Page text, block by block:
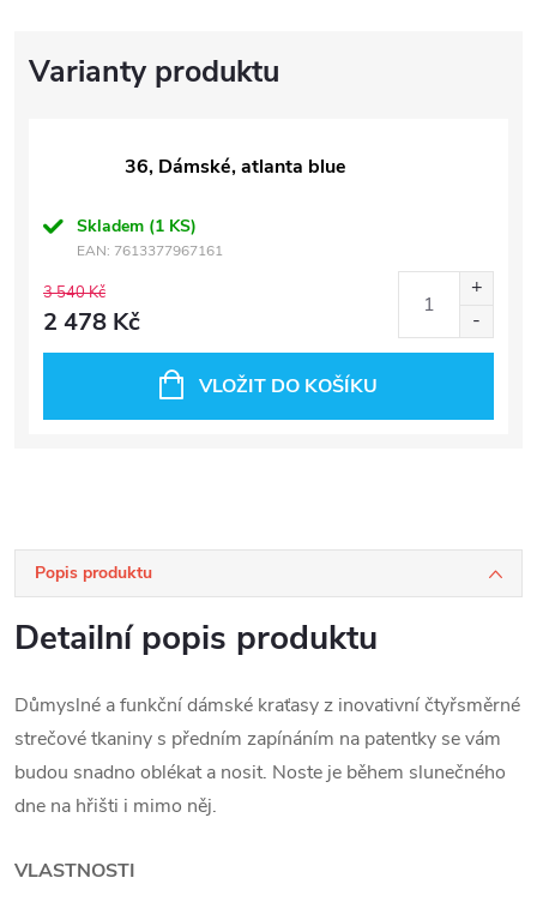
36, Dámské, atlanta blue
Skladem (1 KS)
EAN: 7613377967161
3 540 Kč
2 478 Kč
VLOŽIT DO KOŠÍKU
Popis produktu
Detailní popis produktu
Důmyslné a funkční dámské kraťasy z inovativní čtyřsměrné
strečové tkaniny s předním zapínáním na patentky se vám
budou snadno oblékat a nosit. Noste je během slunečného
dne na hřišti i mimo něj.
VLASTNOSTI